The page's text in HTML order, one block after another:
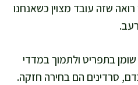
שזה עובד מצוין כשאנחנו
בתפריט ולתמוך במדדי
סרדינים הם בחירה חזקה.